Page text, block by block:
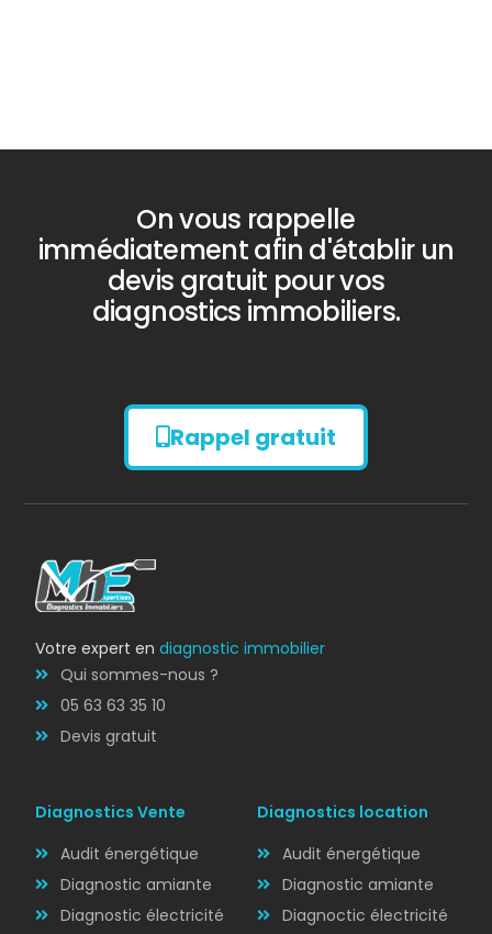
Diagnostic
AMIANTE
On vous rappelle
immédiatement afin d'établir un
devis gratuit pour vos
diagnostics immobiliers.
Rappel gratuit
Votre expert endiagnostic immobilier
Qui sommes-nous ?
05 63 63 35 10
Devis gratuit
Diagnostics Vente
Audit énergétique
Diagnostic amiante
Diagnostic électricité
Diagnostics location
Audit énergétique
Diagnostic amiante
Diagnoctic électricité